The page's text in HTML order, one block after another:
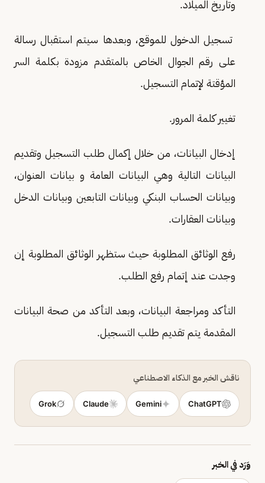
وتاريخ الميلاد.
تسجيل الدخول للموقع، وبعدها سيتم استقبال رسالة
على رقم الجوال الخاص بالمتقدم مزودة بكلمة السر
المؤقتة لإتمام التسجيل.
تغيير كلمة المرور.
إدخال البيانات، من خلال إكمال طلب التسجيل وتقديم
البيانات التالية وهي البيانات العامة و بيانات العنوان،
وبيانات الحساب البنكي وبيانات التابعين وبيانات الدخل
وبيانات العقارات.
رفع الوثائق المطلوبة حيث ستظهر الوثائق المطلوبة إن
وجدت عند إتمام رفع الطلب.
التأكد ومراجعة البيانات، وبعد التأكد من صحة البيانات
المقدمة يتم تقديم طلب التسجيل.
ناقش الخبر مع الذكاء الاصطناعي
ChatGPT
Gemini
Claude
Grok
وَرَد في الخبر